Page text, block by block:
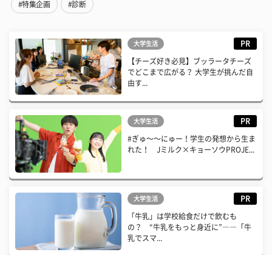
#特集企画 #診断
大学生活 PR
【チーズ好き必見】ブッラータチーズ
でどこまで広がる？ 大学生が挑んだ自
由す...
大学生活 PR
#ぎゅ〜〜にゅー！学生の発想から生ま
れた！ Jミルク×キョーソウPROJE...
大学生活 PR
「牛乳」は学校給食だけで飲むも
の？ “牛乳をもっと身近に”――「牛
乳でスマ...